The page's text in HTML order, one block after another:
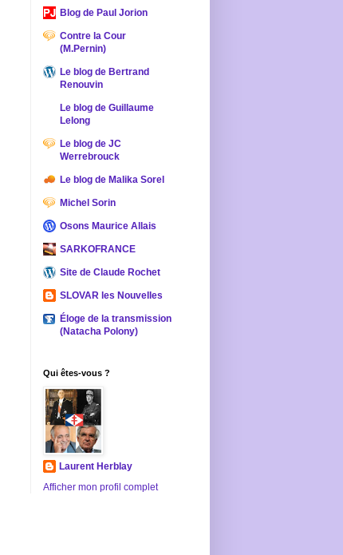
Blog de Paul Jorion
Contre la Cour
(M.Pernin)
Le blog de Bertrand
Renouvin
Le blog de Guillaume
Lelong
Le blog de JC
Werrebrouck
Le blog de Malika Sorel
Michel Sorin
Osons Maurice Allais
SARKOFRANCE
Site de Claude Rochet
SLOVAR les Nouvelles
Éloge de la transmission
(Natacha Polony)
Qui êtes-vous ?
Laurent Herblay
Afficher mon profil complet